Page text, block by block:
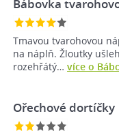
Bábovka
Tmavou tvarohovou
na náplň. Žloutky
rozehřátý… více o
Ořechové dortíčky